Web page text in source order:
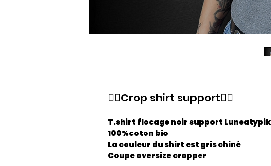
🏴‍☠️Crop shirt support🏴‍☠️
T.shirt flocage noir support Luneatypik
100%coton bio
La couleur du shirt est gris chiné
Coupe oversize cropper